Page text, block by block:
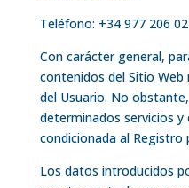
Teléfono: +34 977 206
Con carácter general,
contenidos del Sitio
del Usuario. No
determinados servicios
condicionada al Registro
Los datos introducidos